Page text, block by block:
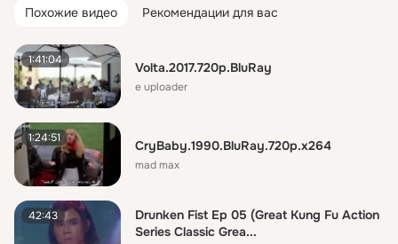
Похожие видео Рекомендации для вас
1:41:04 Volta.2017.720p.BluRay
e uploader
1:24:51 CryBaby.1990.BluRay.720p.x264
mad max
42:43
Drunken Fist Ep 05 (Great Kung Fu Action
Series Classic Grea...